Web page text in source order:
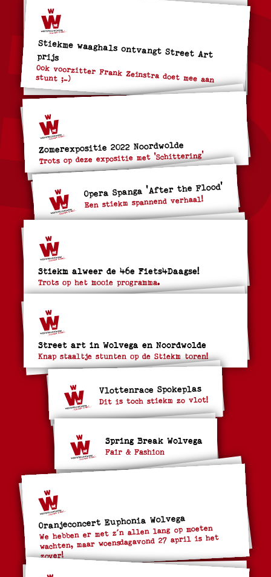
Stiekme waaghals ontvangt Street Art prijs
Ook voorzitter Frank Zeinstra doet mee aan
stunt ;-)
Zomerexpositie 2022 Noordwolde
Trots op deze expositie met 'Schittering'
Opera Spanga 'After the Flood'
Een stiekm spannend verhaal!
Stiekm alweer de 46e Fiets4Daagse!
Trots op het mooie programma.
Street art in Wolvega en Noordwolde
Knap staaltje stunten op de Stiekm toren!
Vlottenrace Spokeplas
Dit is toch stiekm zo vlot!
Spring Break Wolvega
Fair & Fashion
Oranjeconcert Euphonia Wolvega
We hebben er met z´n allen lang op moeten
wachten, maar woensdagavond 27 april is het
zover!